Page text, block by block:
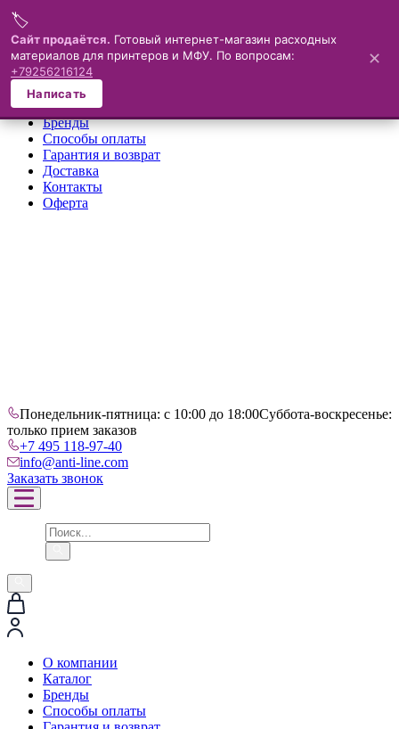
Меню
×
О компании
Каталог
Бренды
Способы оплаты
Гарантия и возврат
Доставка
Контакты
Оферта
Понедельник-пятница: с 10:00 до 18:00Суббота-воскресенье:
только прием заказов
+7 495 118-97-40
info@anti-line.com
Заказать звонок
О компании
Каталог
Бренды
Способы оплаты
🏷️
Сайт продаётся. Готовый интернет-магазин расходных
материалов для принтеров и МФУ. По вопросам:
+79256216124
Написать
✕